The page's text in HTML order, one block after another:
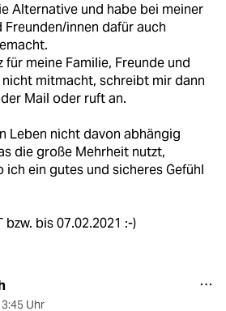
Alternative und habe bei meiner
Freunden/innen dafür auch
für meine Familie, Freunde und
nicht mitmacht, schreibt mir dann
Mail oder ruft an.
Leben nicht davon abhängig
die große Mehrheit nutzt,
ich ein gutes und sicheres Gefühl
bzw. bis 07.02.2021 :-)
Uhr